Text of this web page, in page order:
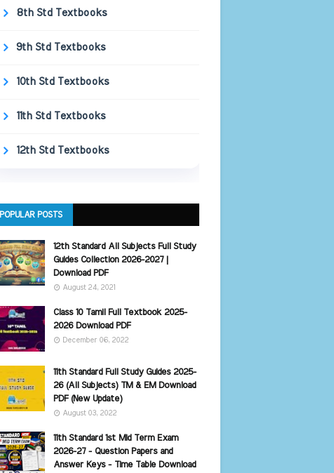
8th Std Textbooks
9th Std Textbooks
10th Std Textbooks
11th Std Textbooks
12th Std Textbooks
POPULAR POSTS
12th Standard All Subjects Full Study
Guides Collection 2026-2027 |
Download PDF
August 24, 2021
Class 10 Tamil Full Textbook 2025-
2026 Download PDF
December 06, 2022
11th Standard Full Study Guides 2025-
26 (All Subjects) TM & EM Download
PDF (New Update)
August 03, 2022
11th Standard 1st Mid Term Exam
2026-27 - Question Papers and
Answer Keys - Time Table Download